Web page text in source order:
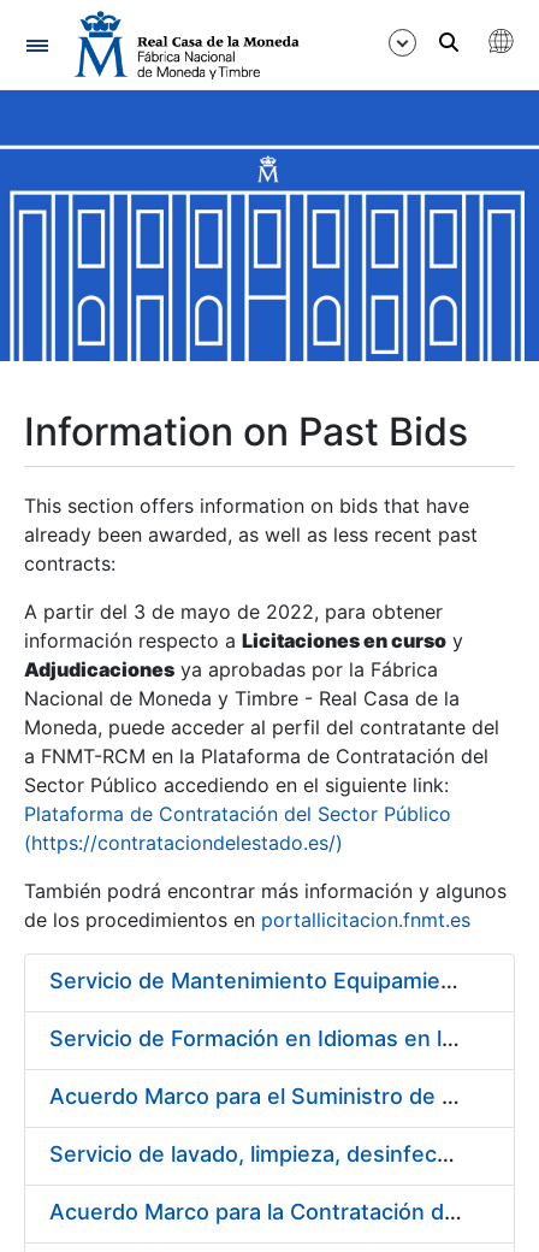
Navigation
Show/Hide
Show/Hide
Show/Hide
Show/Hide
Show/Hide
Show/Hide
Information on Past Bids
This section offers information on bids that have
already been awarded, as well as less recent past
contracts:
A partir del 3 de mayo de 2022, para obtener
información respecto a Licitaciones en curso y
Adjudicaciones ya aprobadas por la Fábrica
Nacional de Moneda y Timbre - Real Casa de la
Moneda, puede acceder al perfil del contratante del
a FNMT-RCM en la Plataforma de Contratación del
Sector Público accediendo en el siguiente link:
Plataforma de Contratación del Sector Público
(https://contrataciondelestado.es/)
También podrá encontrar más información y algunos
de los procedimientos en portallicitacion.fnmt.es
Servicio de Mantenimiento Equipamiento ORACLE en CERES periodo 2019-2020
Servicio de Formación en Idiomas en la Modalidad Presencial
Acuerdo Marco para el Suministro de Droguería y Limpieza para la FNMT-RCM durante el año 2019 en su Sede de Madrid
Servicio de lavado, limpieza, desinfección y descontaminación de la ropa de trabajo del personal de la FNMT-RCM de Madrid
Acuerdo Marco para la Contratación de Fabricación de Piezas